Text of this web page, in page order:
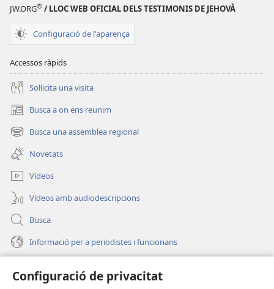
Configuració de privacitat
JW.ORG® / LLOC WEB OFICIAL DELS TESTIMONIS DE JEHOVÀ
Configuració de l'aparença
Accessos ràpids
Soŀlicita una visita
Busca a on ens reunim
(obri
en
una
finestra
nova)
Busca una assemblea regional
(obri
en
una
finestra
nova)
Novetats
Vídeos
Vídeos amb audiodescripcions
Busca
Informació per a periodistes i funcionaris